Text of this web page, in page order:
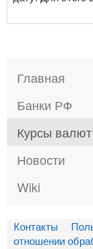
Главная
Банки РФ
Курсы валют
Новости
Wiki
Контакты
отношении